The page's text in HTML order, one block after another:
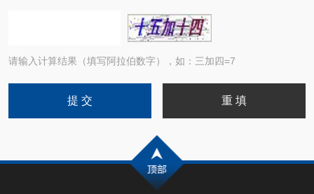
请输入计算结果（填写阿拉伯数字），如：三加四=7